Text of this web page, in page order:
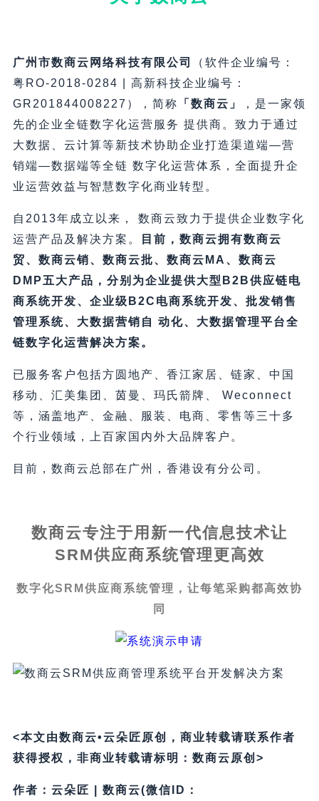
广州市数商云网络科技有限公司
（软件企业编号：
粤RO-2018-0284 | 高新科技企业编号：
GR201844008227），简称
「数商云」
，是一家领
先的企业全链数字化运营服务 提供商。致力于通过
大数据、云计算等新技术协助企业打造渠道端—营
销端—数据端等全链 数字化运营体系，全面提升企
业运营效益与智慧数字化商业转型。
自2013年成立以来， 数商云致力于提供企业数字化
运营产品及解决方案。
目前，数商云拥有数商云
贸、数商云销、数商云批、数商云MA、数商云
DMP五大产品，分别为企业提供大型B2B供应链电
商系统开发、企业级B2C电商系统开发、批发销售
管理系统、大数据营销自 动化、大数据管理平台全
链数字化运营解决方案。
已服务客户包括方圆地产、香江家居、链家、中国
移动、汇美集团、茵曼、玛氏箭牌、 Weconnect
等，涵盖地产、金融、服装、电商、零售等三十多
个行业领域，上百家国内外大品牌客户。
目前，数商云总部在广州，香港设有分公司。
数商云专注于用新一代信息技术让
SRM供应商系统管理更高效
数字化SRM供应商系统管理，让每笔采购都高效协
同
<本文由数商云•云朵匠原创，商业转载请联系作者
获得授权，非商业转载请标明：数商云原创>
作者：云朵匠 | 数商云(微信ID：